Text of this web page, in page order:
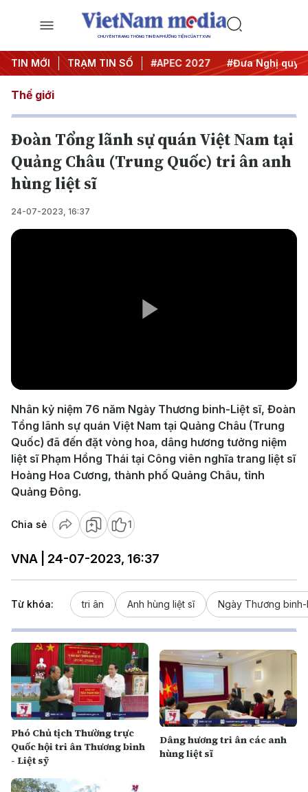
CHUYÊN TRANG THÔNG TIN ĐA PHƯƠNG TIỆN CỦA TTXVN
TIN MỚI TRẠM TIN SỐ
#Hội nghị Trung ương 3 #APEC 2027 #Đưa Nghị quyết
Thế giới
Đoàn Tổng lãnh sự quán Việt Nam tại
Quảng Châu (Trung Quốc) tri ân anh
hùng liệt sĩ
24-07-2023, 16:37
Video
Nhân kỷ niệm 76 năm Ngày Thương binh-Liệt sĩ, Đoàn
Tổng lãnh sự quán Việt Nam tại Quảng Châu (Trung
Quốc) đã đến đặt vòng hoa, dâng hương tưởng niệm
liệt sĩ Phạm Hồng Thái tại Công viên nghĩa trang liệt sĩ
Hoàng Hoa Cương, thành phố Quảng Châu, tỉnh
Quảng Đông.
Chia sẻ 1
VNA | 24-07-2023, 16:37
Từ khóa: tri ân Anh hùng liệt sĩ Ngày Thương binh-
Phó Chủ tịch Thường trực
Quốc hội tri ân Thương binh
- Liệt sỹ
Dâng hương tri ân các anh
hùng liệt sĩ